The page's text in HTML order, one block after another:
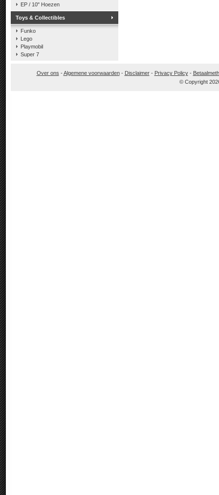
EP / 10" Hoezen
Toys & Collectibles
Funko
Lego
Playmobil
Super 7
Over ons -Algemene voorwaarden- Disclaimer- Privacy Policy-
© Copyright